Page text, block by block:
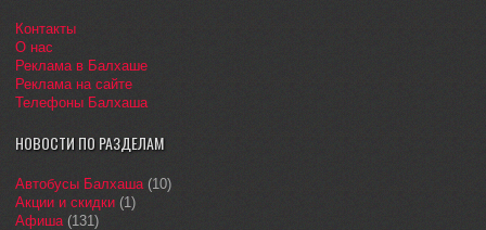
Контакты
О нас
Реклама в Балхаше
Реклама на сайте
Телефоны Балхаша
НОВОСТИ ПО РАЗДЕЛАМ
Автобусы Балхаша(10)
Акции и скидки (1)
Афиша(131)